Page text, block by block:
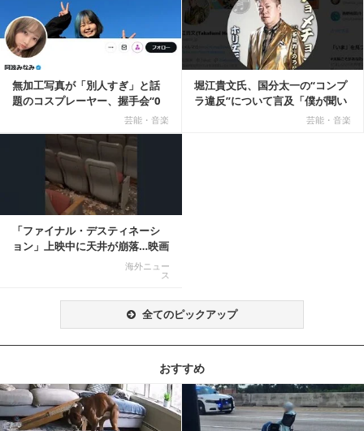
無加工写真が「別人すぎ」と話
題のコスプレーヤー、握手会“0
芸能・音楽
堀江貴文氏、国分太一の“コンプ
ラ違反”について言及「僕が聞い
芸能・音楽
「ファイナル・デスティネーシ
ョン」上映中に天井が崩落…映画
海外ニュー
ス
全てのピックアップ
おすすめ
記事を読む